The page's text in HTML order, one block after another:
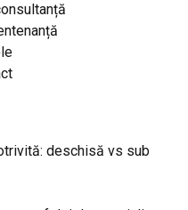
deschisă vs sub